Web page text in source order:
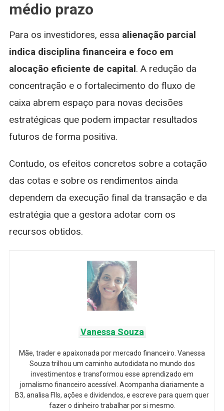
médio prazo
Para os investidores, essa alienação parcial
indica disciplina financeira e foco em
alocação eficiente de capital. A redução da
concentração e o fortalecimento do fluxo de
caixa abrem espaço para novas decisões
estratégicas que podem impactar resultados
futuros de forma positiva.
Contudo, os efeitos concretos sobre a cotação
das cotas e sobre os rendimentos ainda
dependem da execução final da transação e da
estratégia que a gestora adotar com os
recursos obtidos.
Vanessa Souza
Mãe, trader e apaixonada por mercado financeiro. Vanessa
Souza trilhou um caminho autodidata no mundo dos
investimentos e transformou esse aprendizado em
jornalismo financeiro acessível. Acompanha diariamente a
B3, analisa FIIs, ações e dividendos, e escreve para quem quer
fazer o dinheiro trabalhar por si mesmo.